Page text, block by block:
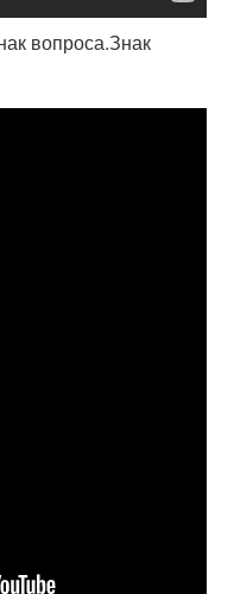
вопроса.Знак